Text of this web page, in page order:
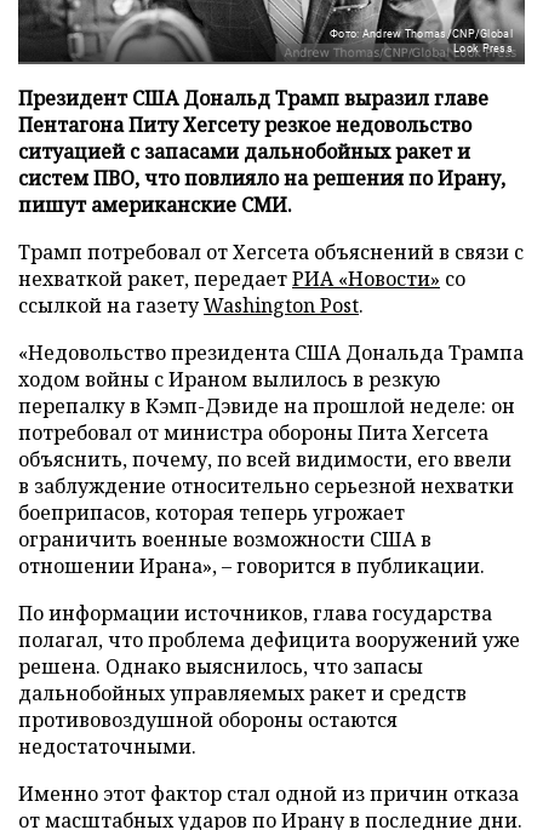
Фото: Andrew Thomas/CNP/Global
Look Press
Президент США Дональд Трамп выразил главе
Пентагона Питу Хегсету резкое недовольство
ситуацией с запасами дальнобойных ракет и
систем ПВО, что повлияло на решения по Ирану,
пишут американские СМИ.
Трамп потребовал от Хегсета объяснений в связи с
нехваткой ракет, передаетРИА «Новости» со
ссылкой на газетуWashington Post.
«Недовольство президента США Дональда Трампа
ходом войны с Ираном вылилось в резкую
перепалку в Кэмп-Дэвиде на прошлой неделе: он
потребовал от министра обороны Пита Хегсета
объяснить, почему, по всей видимости, его ввели
в заблуждение относительно серьезной нехватки
боеприпасов, которая теперь угрожает
ограничить военные возможности США в
отношении Ирана», – говорится в публикации.
По информации источников, глава государства
полагал, что проблема дефицита вооружений уже
решена. Однако выяснилось, что запасы
дальнобойных управляемых ракет и средств
противовоздушной обороны остаются
недостаточными.
Именно этот фактор стал одной из причин отказа
от масштабных ударов по Ирану в последние дни.